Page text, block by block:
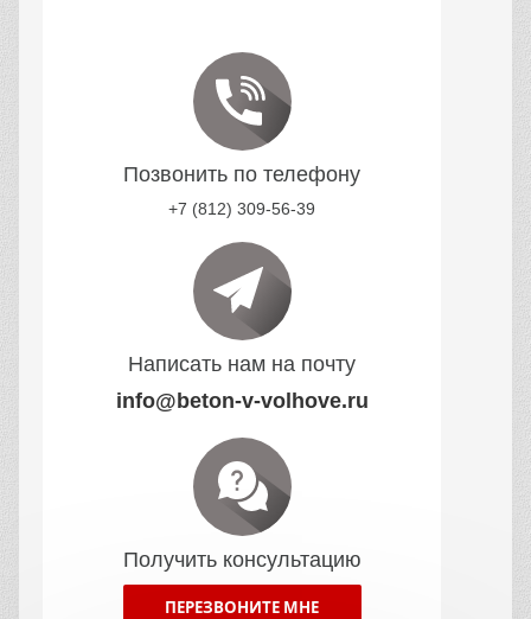
Позвонить по телефону
+7 (812) 309-56-39
Написать нам на почту
info@beton-v-volhove.ru
Получить консультацию
ПЕРЕЗВОНИТЕ МНЕ